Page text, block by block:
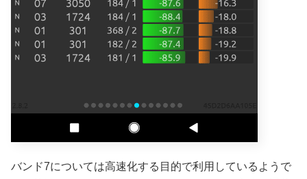
バンド7については高速化する目的で利用しているようで